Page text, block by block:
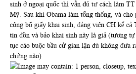
sinh ở ngoại quốc thì vẫn đủ tư cách làm
Mỹ. Sau khi Obama làm tổng thống, và cho
công bố giấy khai sinh, đảng viên CH kể cả
tin đồn và bảo khai sinh này là giả (tương
tục cáo buộc bầu cử gian lận dù không đưa
chứng nào)